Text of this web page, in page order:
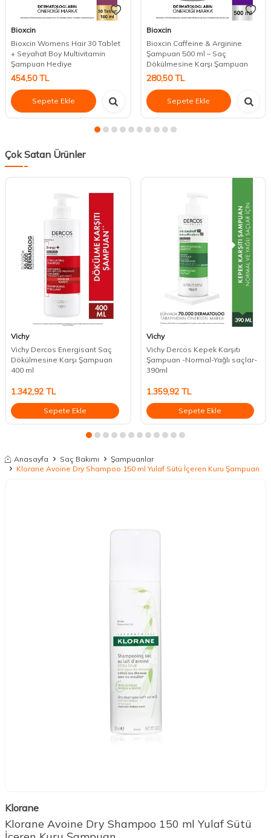
Bioxcin
Bioxcin Womens Hair 30 Tablet
+ Seyahat Boy Multivitamin
Şampuan Hediye
454,50TL
Sepete Ekle
Bioxcin
Bioxcin Caffeine & Arginine
Şampuan 500 ml – Saç
Dökülmesine Karşı Şampuan
280,50TL
Sepete Ekle
Çok Satan Ürünler
Vichy
Vichy Dercos Energisant Saç
Dökülmesine Karşı Şampuan
400 ml
1.342,92 TL
Sepete Ekle
Vichy
Vichy Dercos Kepek Karşıtı
Şampuan -Normal-Yağlı saçlar-
390ml
1.359,92TL
Sepete Ekle
Anasayfa Saç Bakımı
Şampuanlar
Klorane Avoine Dry Shampoo 150 ml Yulaf Sütü İçeren Kuru Şampuan
Klorane
Klorane Avoine Dry Shampoo 150 ml Yulaf Sütü